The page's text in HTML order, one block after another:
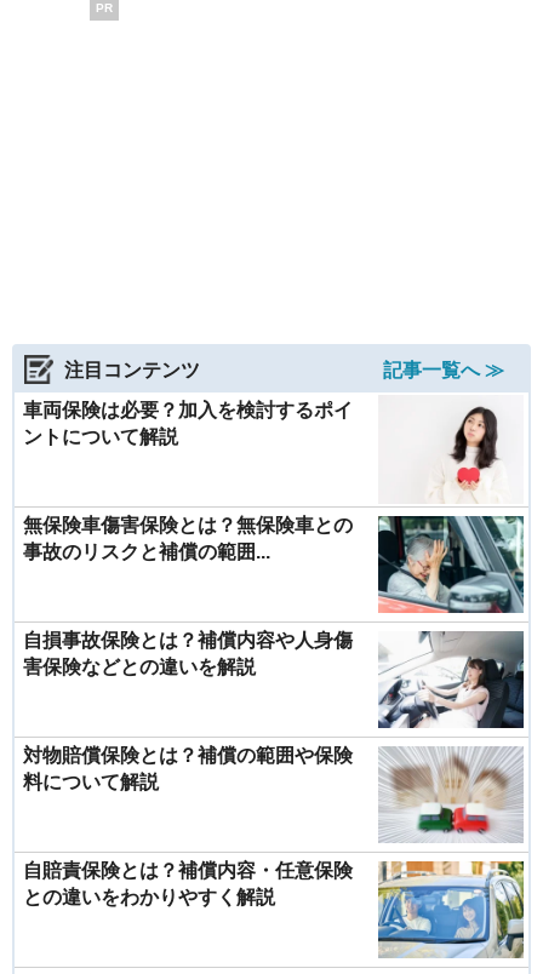
PR
注目コンテンツ
記事一覧へ ≫
車両保険は必要？加入を検討するポイ
ントについて解説
無保険車傷害保険とは？無保険車との
事故のリスクと補償の範囲...
自損事故保険とは？補償内容や人身傷
害保険などとの違いを解説
対物賠償保険とは？補償の範囲や保険
料について解説
自賠責保険とは？補償内容・任意保険
との違いをわかりやすく解説